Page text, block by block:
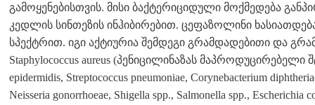
გამოყენებისთვის. მისი ბაქტერიციდული მოქმედება
კედლის სინთეზის ინჰიბირებით. ცეფაზოლინი
სპექტრით. იგი აქტიურია შემდეგი გრამდადებითი და
Staphylococcus aureus (პენიცილინაზას მაპროდუცირებელი
epidermidis, Streptococcus pneumoniae, Corynebacterium
Neisseria gonorrhoeae, Shigella spp., Salmonella spp., Escherichia